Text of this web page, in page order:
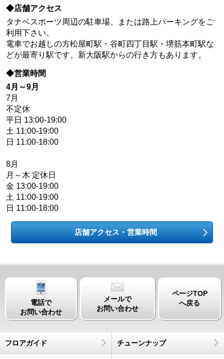
◆店舗アクセス
タナベスポーツ周辺の駐車場、または路上パーキングをご
利用下さい。
電車でお越しの方松屋町駅・谷町四丁目駅・堺筋本町駅な
どが最寄り駅です。新大阪駅からの行き方もあります。
◆営業時間
4月～9月
7月
不定休
平日 13:00-19:00
土 11:00-19:00
日 11:00-18:00
8月
月～木 定休日
金 13:00-19:00
土 11:00-19:00
日 11:00-18:00
店舗アクセス・営業時間
電話で
お問い合わせ
メールで
お問い合わせ
ページTOP
へ戻る
フロアガイド チューンナップ